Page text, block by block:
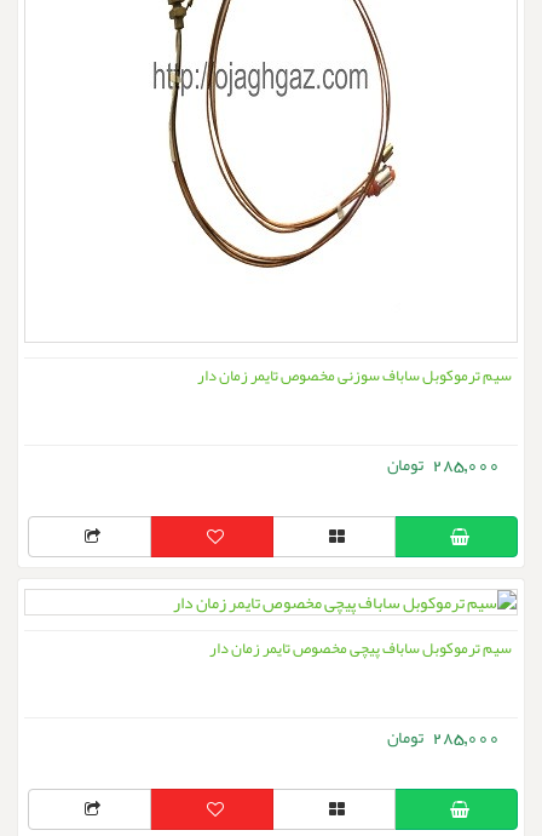
سیم ترموکوبل ساباف سوزنی مخصوص تایمر زمان دار
285,000
سیم ترموکوبل ساباف پیچی مخصوص تایمر زمان دار
285,000